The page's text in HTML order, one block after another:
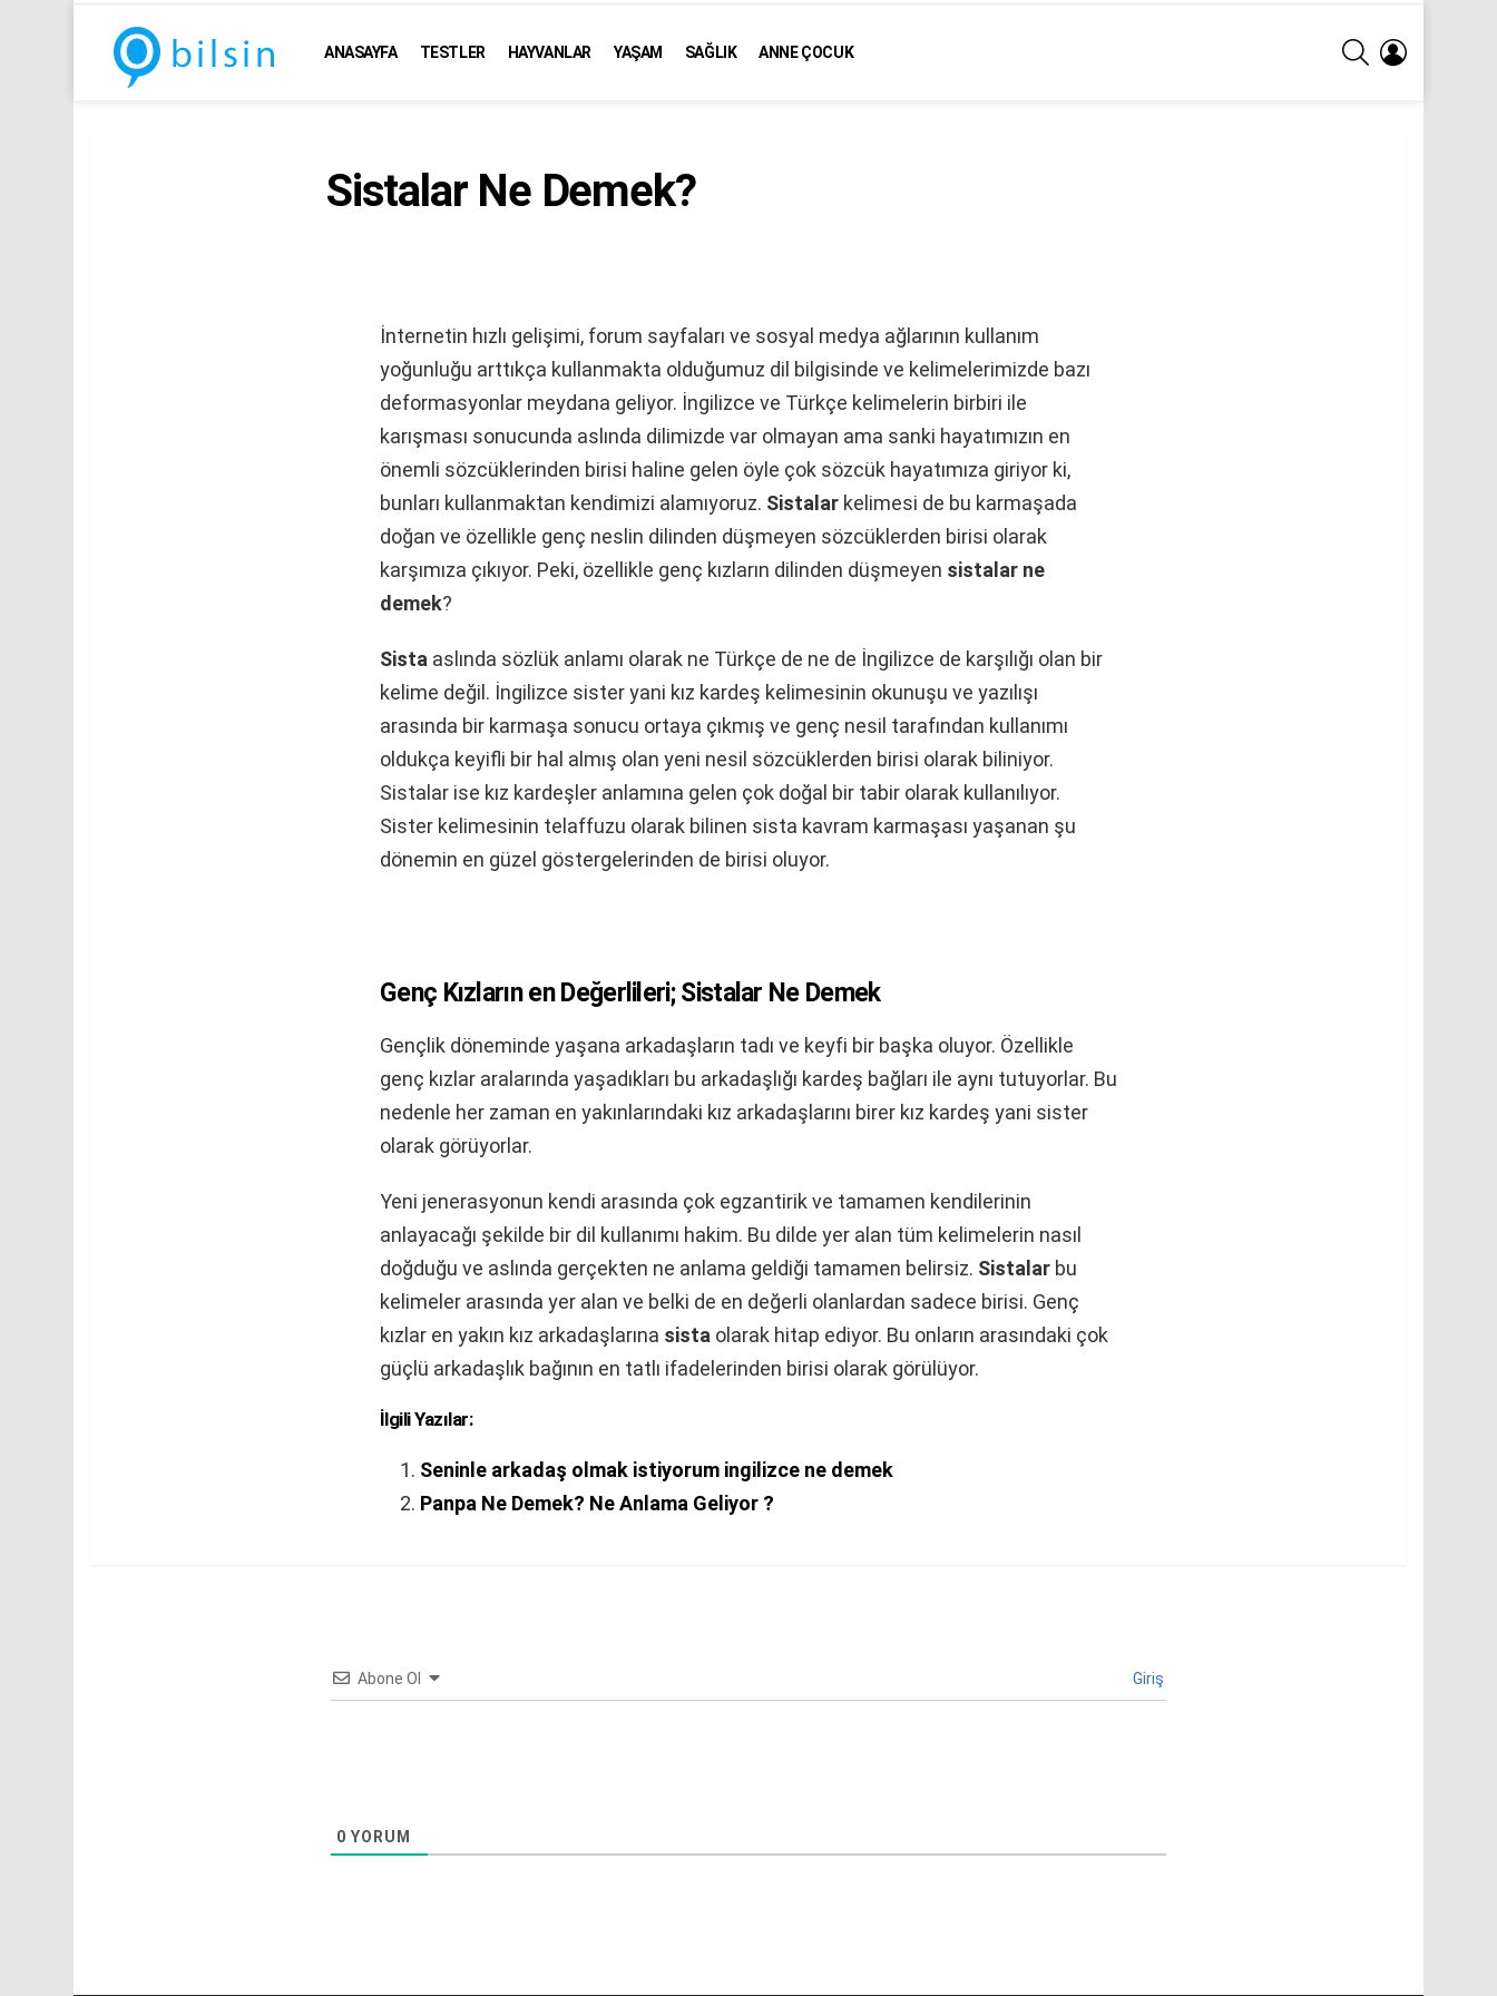
ANASAYFA TESTLER HAYVANLAR YAŞAM SAĞLIK ANNE ÇOCUK
ARA
Sistalar Ne Demek?
İnternetin hızlı gelişimi, forum sayfaları ve sosyal medya ağlarının kullanım
yoğunluğu arttıkça kullanmakta olduğumuz dil bilgisinde ve kelimelerimizde bazı
deformasyonlar meydana geliyor. İngilizce ve Türkçe kelimelerin birbiri ile
karışması sonucunda aslında dilimizde var olmayan ama sanki hayatımızın en
önemli sözcüklerinden birisi haline gelen öyle çok sözcük hayatımıza giriyor ki,
bunları kullanmaktan kendimizi alamıyoruz. Sistalar kelimesi de bu karmaşada
doğan ve özellikle genç neslin dilinden düşmeyen sözcüklerden birisi olarak
karşımıza çıkıyor. Peki, özellikle genç kızların dilinden düşmeyen sistalar ne
demek?
Sista aslında sözlük anlamı olarak ne Türkçe de ne de İngilizce de karşılığı olan bir
kelime değil. İngilizce sister yani kız kardeş kelimesinin okunuşu ve yazılışı
arasında bir karmaşa sonucu ortaya çıkmış ve genç nesil tarafından kullanımı
oldukça keyifli bir hal almış olan yeni nesil sözcüklerden birisi olarak biliniyor.
Sistalar ise kız kardeşler anlamına gelen çok doğal bir tabir olarak kullanılıyor.
Sister kelimesinin telaffuzu olarak bilinen sista kavram karmaşası yaşanan şu
dönemin en güzel göstergelerinden de birisi oluyor.
Genç Kızların en Değerlileri; Sistalar Ne Demek
Gençlik döneminde yaşana arkadaşların tadı ve keyfi bir başka oluyor. Özellikle
genç kızlar aralarında yaşadıkları bu arkadaşlığı kardeş bağları ile aynı tutuyorlar. Bu
nedenle her zaman en yakınlarındaki kız arkadaşlarını birer kız kardeş yani sister
olarak görüyorlar.
Yeni jenerasyonun kendi arasında çok egzantirik ve tamamen kendilerinin
anlayacağı şekilde bir dil kullanımı hakim. Bu dilde yer alan tüm kelimelerin nasıl
doğduğu ve aslında gerçekten ne anlama geldiği tamamen belirsiz. Sistalar bu
kelimeler arasında yer alan ve belki de en değerli olanlardan sadece birisi. Genç
kızlar en yakın kız arkadaşlarına sista olarak hitap ediyor. Bu onların arasındaki çok
güçlü arkadaşlık bağının en tatlı ifadelerinden birisi olarak görülüyor.
İlgili Yazılar:
Seninle arkadaş olmak istiyorum ingilizce ne demek
Panpa Ne Demek? Ne Anlama Geliyor ?
Abone Ol Giriş
0 YORUM